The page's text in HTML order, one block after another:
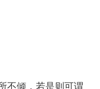
不倾，若是则可谓